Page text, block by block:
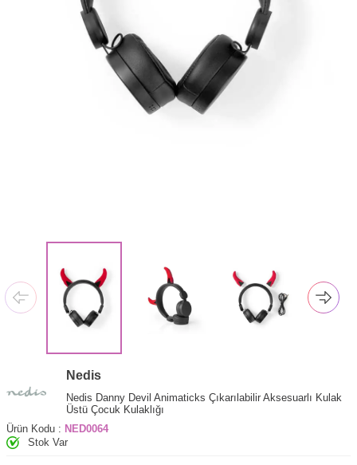
Nedis
Nedis Danny Devil Animaticks Çıkarılabilir Aksesuarlı Kulak
Üstü Çocuk Kulaklığı
Ürün Kodu : NED0064
Stok Var